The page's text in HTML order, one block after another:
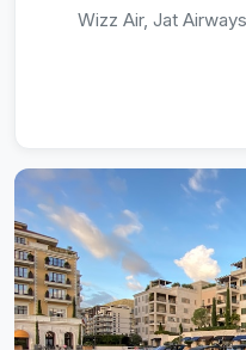
Wizz Air, Jat